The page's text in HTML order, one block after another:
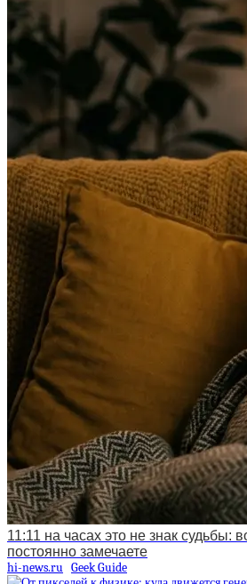
11:11 на часах это не знак судьбы:
постоянно замечаете
hi-news.ru Geek Guide